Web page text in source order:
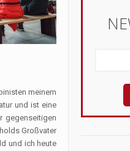
meinem
und ist eine
gegenseitigen
Großvater
und ich heute